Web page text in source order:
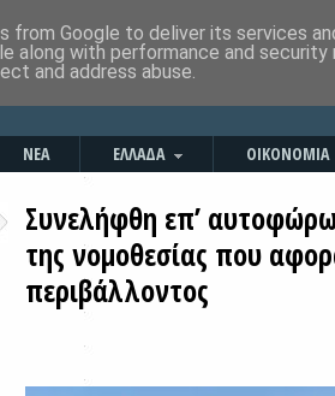
ΝΕΑ ΕΛΛΑΔΑ ΟΙΚΟΝΟΜΙΑ
Συνελήφθη επ’
της νομοθεσίας που
περιβάλλοντος
from Google to deliver its services
along with performance and
and address abuse.